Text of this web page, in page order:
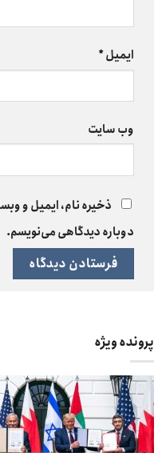
ایمیل*
وب‌ سایت
ذخیره نام، ایمیل و
دوباره دیدگاهی می‌نویسم.
پرونده ویژه